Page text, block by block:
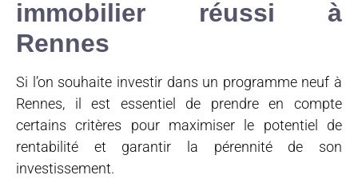
immobilier réussi à
Rennes
Si l’on souhaite investir dans un programme neuf à
Rennes, il est essentiel de prendre en compte
certains critères pour maximiser le potentiel de
rentabilité et garantir la pérennité de son
investissement.